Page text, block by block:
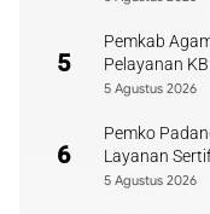
5
Pemkab
Pelayanan
5 Agustus 2026
6
Pemko
Layanan
5 Agustus 2026